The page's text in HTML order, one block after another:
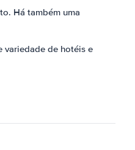
Há também uma
variedade de hotéis e